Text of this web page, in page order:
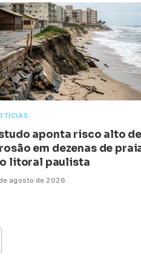
aponta risco alto
em dezenas de
litoral paulista
agosto de 2026